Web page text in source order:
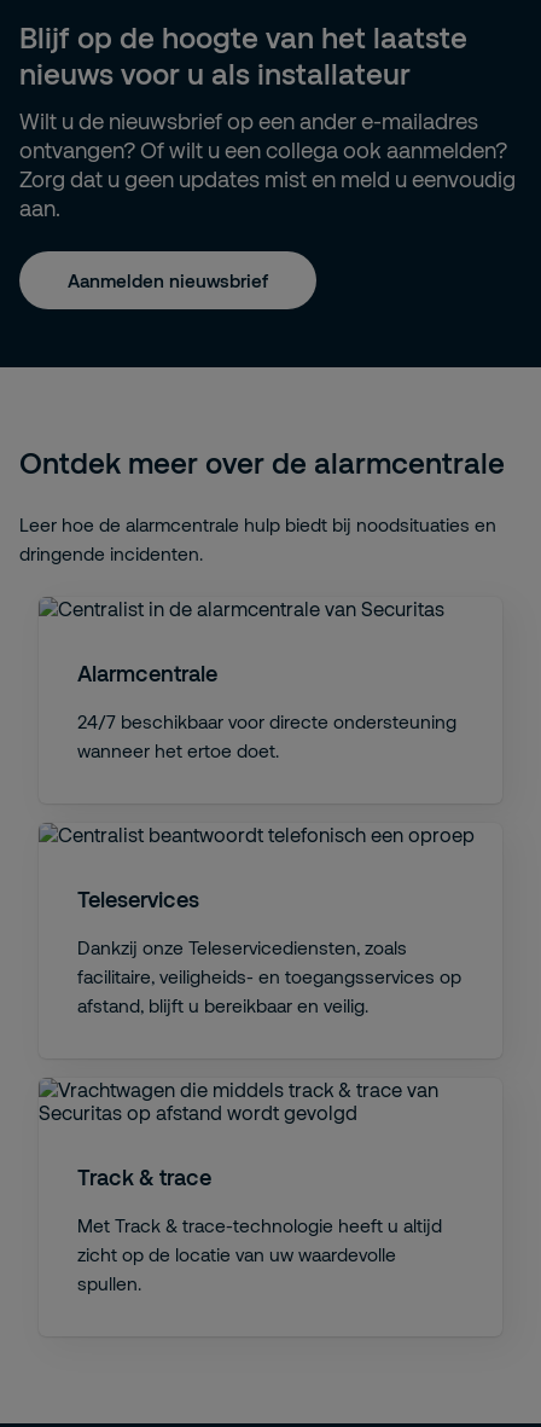
Blijf op de hoogte van het laatste
nieuws voor u als installateur
Wilt u de nieuwsbrief op een ander e-mailadres
ontvangen? Of wilt u een collega ook aanmelden?
Zorg dat u geen updates mist en meld u eenvoudig
aan.
Aanmelden nieuwsbrief
Ontdek meer over de alarmcentrale
Leer hoe de alarmcentrale hulp biedt bij noodsituaties en
dringende incidenten.
Alarmcentrale
24/7 beschikbaar voor directe ondersteuning
wanneer het ertoe doet.
Teleservices
Dankzij onze Teleservicediensten, zoals
facilitaire, veiligheids- en toegangsservices op
afstand, blijft u bereikbaar en veilig.
Track & trace
Met Track & trace-technologie heeft u altijd
zicht op de locatie van uw waardevolle
spullen.